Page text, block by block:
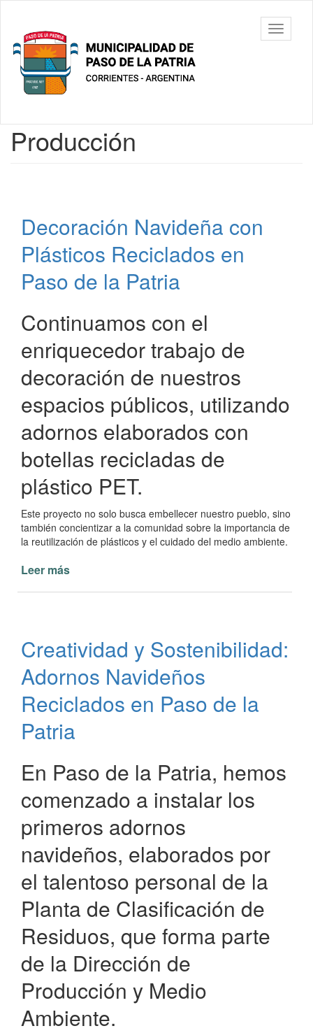
contenido
principal
Municipalidad
de Paso De
La Patria
barra
Contenido
Producción
Decoración Navideña con
Plásticos Reciclados en
Paso de la Patria
Continuamos con el
enriquecedor trabajo de
decoración de nuestros
espacios públicos, utilizando
adornos elaborados con
botellas recicladas de
plástico PET.
Este proyecto no solo busca embellecer nuestro pueblo, sino
también concientizar a la comunidad sobre la importancia de
la reutilización de plásticos y el cuidado del medio ambiente.
Leer más
Reciclados
en
Paso
de
la
Creatividad y Sostenibilidad:
Adornos Navideños
Reciclados en Paso de la
Patria
En Paso de la Patria, hemos
comenzado a instalar los
primeros adornos
navideños, elaborados por
el talentoso personal de la
Planta de Clasificación de
Residuos, que forma parte
de la Dirección de
Producción y Medio
Ambiente.